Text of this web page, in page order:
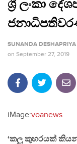
ශ්‍රී ලංකා
SUNANDA DESHAPRIYA
on September 27, 2019
iMage:voanews
‘කලු කුහරයක්